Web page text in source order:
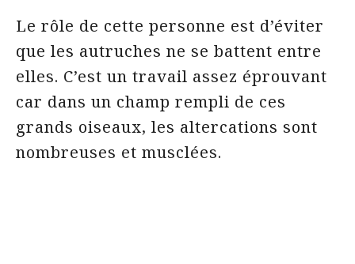
Le rôle de cette personne est d’éviter
que les autruches ne se battent entre
elles. C’est un travail assez éprouvant
car dans un champ rempli de ces
grands oiseaux, les altercations sont
nombreuses et musclées.